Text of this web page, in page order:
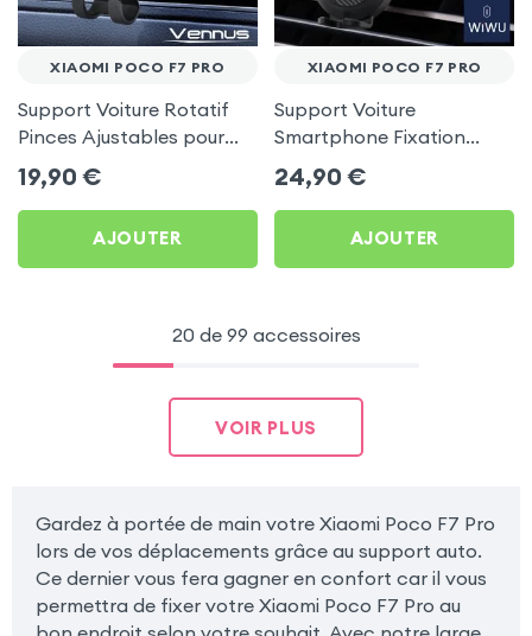
XIAOMI POCO F7 PRO
Support Voiture Rotatif
Pinces Ajustables pour
Xiaomi Poco F7 Pro
19,90 €
AJOUTER
XIAOMI POCO F7 PRO
Support Voiture
Smartphone Fixation
Ventouse Noir, Wiwu pour
Xiaomi Poco F7 Pro
24,90 €
AJOUTER
20 de 99 accessoires
VOIR PLUS
Gardez à portée de main votre Xiaomi Poco F7 Pro
lors de vos déplacements grâce au support auto.
Ce dernier vous fera gagner en confort car il vous
permettra de fixer votre Xiaomi Poco F7 Pro au